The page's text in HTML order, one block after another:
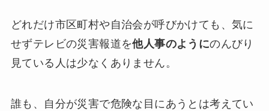
どれだけ市区町村や自治会が呼びかけても、気に
せずテレビの災害報道を他人事のようにのんびり
見ている人は少なくありません。
誰も、自分が災害で危険な目にあうとは考えてい